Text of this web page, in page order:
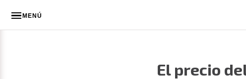
MENÚ
El precio